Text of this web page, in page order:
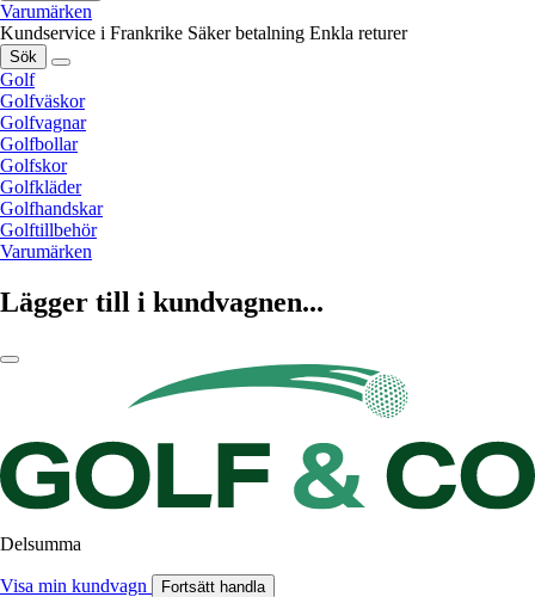
Varumärken
Kundservice i Frankrike Säker betalning Enkla returer
Sök
Golf
Golfväskor
Golfvagnar
Golfbollar
Golfskor
Golfkläder
Golfhandskar
Golftillbehör
Varumärken
Lägger till i kundvagnen...
Delsumma
Visa min kundvagn Fortsätt handla